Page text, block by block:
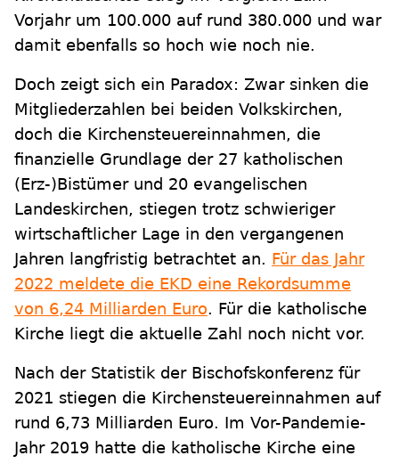
Vorjahr um 100.000 auf rund 380.000 und war
damit ebenfalls so hoch wie noch nie.
Doch zeigt sich ein Paradox: Zwar sinken die
Mitgliederzahlen bei beiden Volkskirchen,
doch die Kirchensteuereinnahmen, die
finanzielle Grundlage der 27 katholischen
(Erz-)Bistümer und 20 evangelischen
Landeskirchen, stiegen trotz schwieriger
wirtschaftlicher Lage in den vergangenen
Jahren langfristig betrachtet an. Für das Jahr
2022 meldete die EKD eine Rekordsumme
von 6,24 Milliarden Euro. Für die katholische
Kirche liegt die aktuelle Zahl noch nicht vor.
Nach der Statistik der Bischofskonferenz für
2021 stiegen die Kirchensteuereinnahmen auf
rund 6,73 Milliarden Euro. Im Vor-Pandemie-
Jahr 2019 hatte die katholische Kirche eine